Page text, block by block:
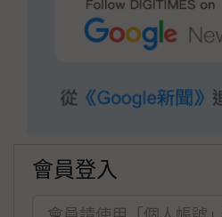
會員登入